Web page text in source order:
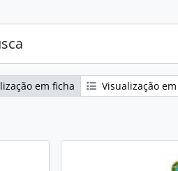
em ficha Visualização